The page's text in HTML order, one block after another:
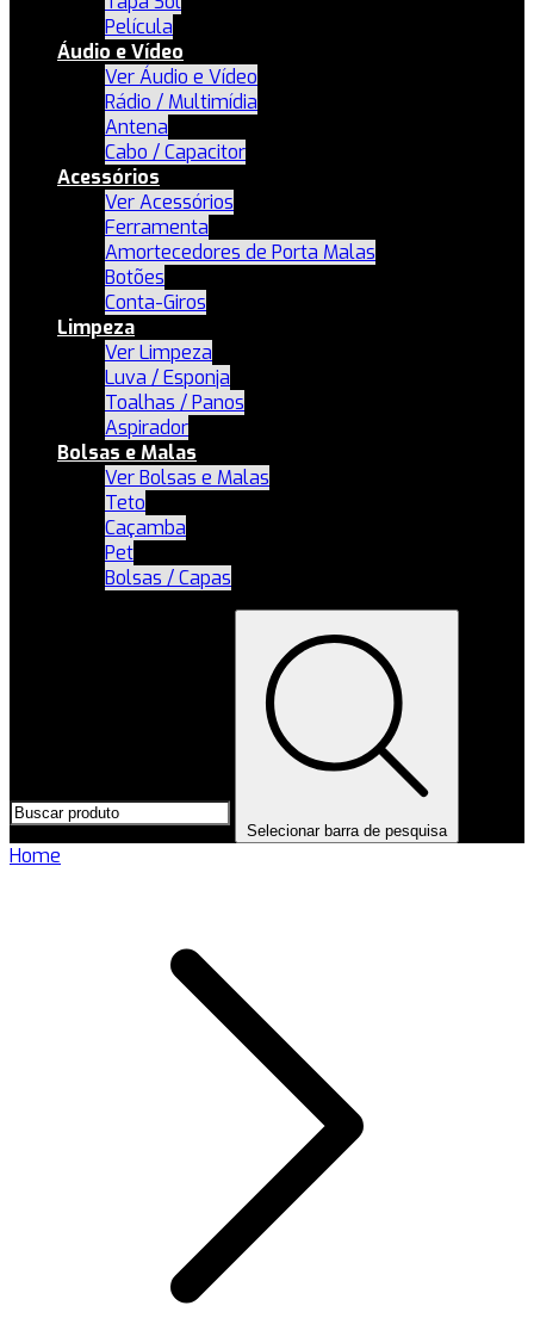
Película
Áudio e Vídeo
Ver Áudio e Vídeo
Rádio / Multimídia
Antena
Cabo / Capacitor
Acessórios
Ver Acessórios
Ferramenta
Amortecedores de Porta Malas
Botões
Conta-Giros
Limpeza
Ver Limpeza
Luva / Esponja
Toalhas / Panos
Aspirador
Bolsas e Malas
Ver Bolsas e Malas
Teto
Caçamba
Pet
Bolsas / Capas
Selecionar barra de pesquisa
Home